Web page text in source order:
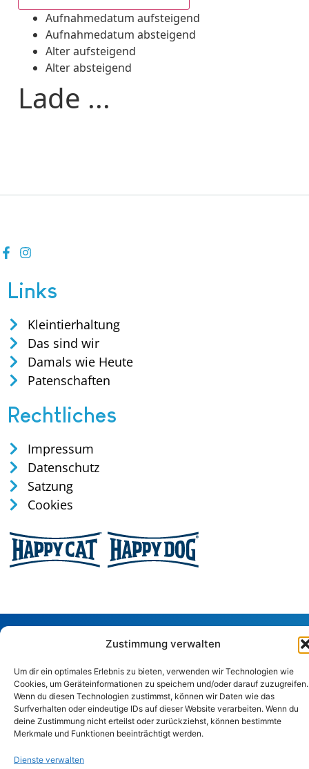
Zustimmung verwalten
Um dir ein optimales Erlebnis zu bieten, verwenden wir Technologien wie
Cookies, um Geräteinformationen zu speichern und/oder darauf zuzugreifen.
Wenn du diesen Technologien zustimmst, können wir Daten wie das
Surfverhalten oder eindeutige IDs auf dieser Website verarbeiten. Wenn du
deine Zustimmung nicht erteilst oder zurückziehst, können bestimmte
Merkmale und Funktionen beeinträchtigt werden.
Dienste verwalten
Aufnahmedatum aufsteigend
Aufnahmedatum absteigend
Alter aufsteigend
Alter absteigend
Lade ...
Links
Kleintierhaltung
Das sind wir
Damals wie Heute
Patenschaften
Rechtliches
Impressum
Datenschutz
Satzung
Cookies
Copyright © 2024. Alle Rechte vorbehalten.
Tel: 0170 / 35 75 165
Sandstraße 29, 57586 Weitefeld